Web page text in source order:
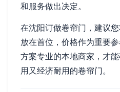
和服务做出决定。
在沈阳订做卷帘门，建议
放在首位，价格作为重要
方案专业的本地商家，才
用又经济耐用的卷帘门。